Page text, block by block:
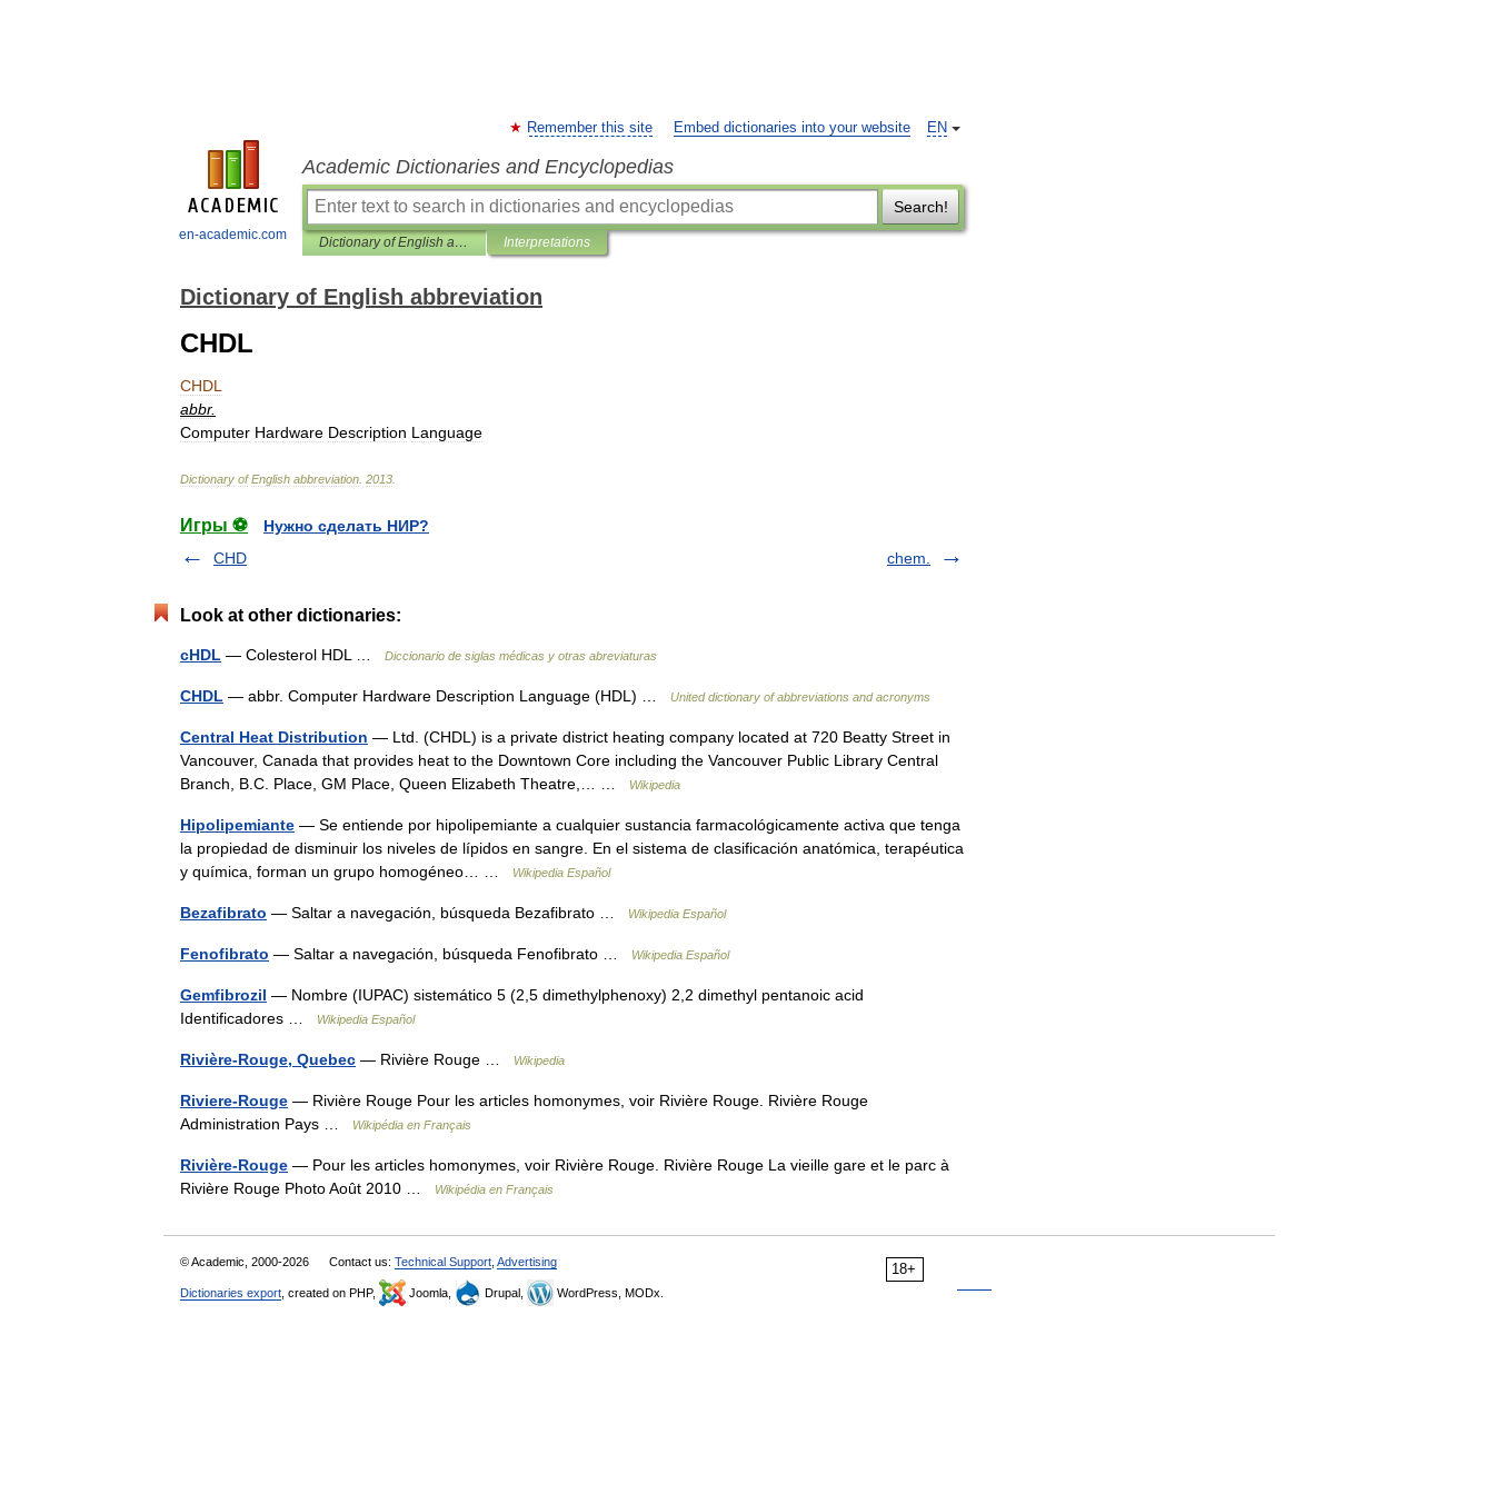
en-academic.com
EN
Remember this site Embed dictionaries into your website
Academic Dictionaries and Encyclopedias
Search!
Dictionary of English abbreviation Interpretations
Dictionary of English abbreviation
CHDL
CHDL
abbr.
Computer Hardware Description Language
Dictionary of English abbreviation 2013
Игры ⚽
Нужно сделать НИР?
CHD
chem.
Look at other dictionaries:
cHDL — Colesterol HDL … Diccionario de siglas médicas y otras abreviaturas
CHDL — abbr. Computer Hardware Description Language (HDL) … United dictionary of abbreviations and acronyms
Central Heat Distribution — Ltd. (CHDL) is a private district heating company located at 720 Beatty Street in
Vancouver, Canada that provides heat to the Downtown Core including the Vancouver Public Library Central
Branch, B.C. Place, GM Place, Queen Elizabeth Theatre,… …
Wikipedia
Hipolipemiante — Se entiende por hipolipemiante a cualquier sustancia farmacológicamente activa que tenga
la propiedad de disminuir los niveles de lípidos en sangre. En el sistema de clasificación anatómica, terapéutica
y química, forman un grupo homogéneo… …
Wikipedia Español
Bezafibrato — Saltar a navegación, búsqueda Bezafibrato … Wikipedia Español
Fenofibrato — Saltar a navegación, búsqueda Fenofibrato … Wikipedia Español
Gemfibrozil — Nombre (IUPAC) sistemático 5 (2,5 dimethylphenoxy) 2,2 dimethyl pentanoic acid
Identificadores …
Wikipedia Español
Rivière-Rouge, Quebec — Rivière Rouge … Wikipedia
Riviere-Rouge — Rivière Rouge Pour les articles homonymes, voir Rivière Rouge. Rivière Rouge
Administration Pays …
Wikipédia en Français
Rivière-Rouge — Pour les articles homonymes, voir Rivière Rouge. Rivière Rouge La vieille gare et le parc à
Rivière Rouge Photo Août 2010 …
Wikipédia en Français
18+
© Academic, 2000-2026 Contact us: Technical Support Advertising
Dictionaries export , created on PHP, Joomla, Drupal, WordPress, MODx.